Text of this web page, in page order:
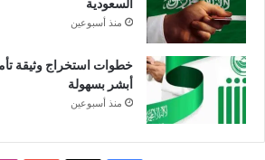
السعودية
منذ أسبوعين
خطوات استخراج وثيقة
أبشر بسهولة
منذ أسبوعين